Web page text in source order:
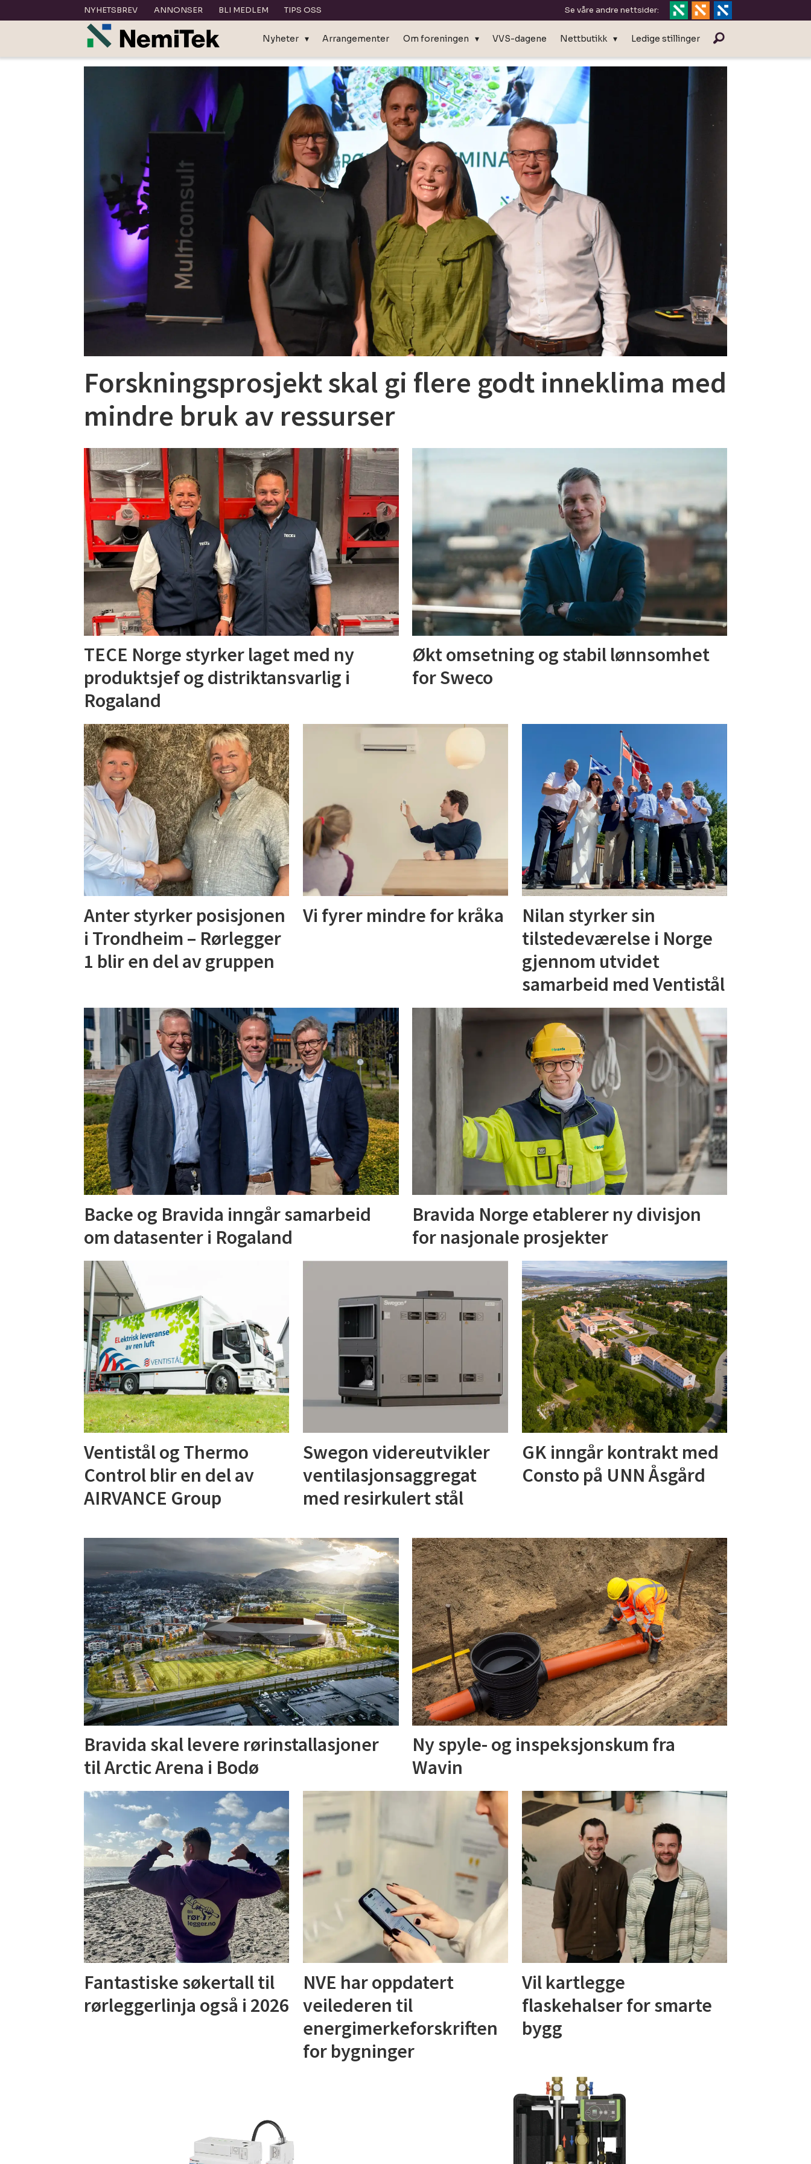
NYHETSBREV ANNONSER BLI MEDLEM TIPS OSS Se våre andre nettsider:
Nyheter Arrangementer Om foreningen VVS-dagene Nettbutikk Ledige stillinger
pressemeldinger
Forskningsprosjekt skal gi flere godt inneklima med
mindre bruk av ressurser
TECE Norge styrker laget med ny
produktsjef og distriktansvarlig i
Rogaland
Økt omsetning og stabil lønnsomhet
for Sweco
Anter styrker posisjonen
i Trondheim – Rørlegger
1 blir en del av gruppen
Vi fyrer mindre for kråka
Nilan styrker sin
tilstedeværelse i Norge
gjennom utvidet
samarbeid med Ventistål
Backe og Bravida inngår samarbeid
om datasenter i Rogaland
Bravida Norge etablerer ny divisjon
for nasjonale prosjekter
Ventistål og Thermo
Control blir en del av
AIRVANCE Group
Swegon videreutvikler
ventilasjonsaggregat
med resirkulert stål
GK inngår kontrakt med
Consto på UNN Åsgård
Bravida skal levere rørinstallasjoner
til Arctic Arena i Bodø
Ny spyle- og inspeksjonskum fra
Wavin
Fantastiske søkertall til
rørleggerlinja også i 2026
NVE har oppdatert
veilederen til
energimerkeforskriften
for bygninger
Vil kartlegge
flaskehalser for smarte
bygg